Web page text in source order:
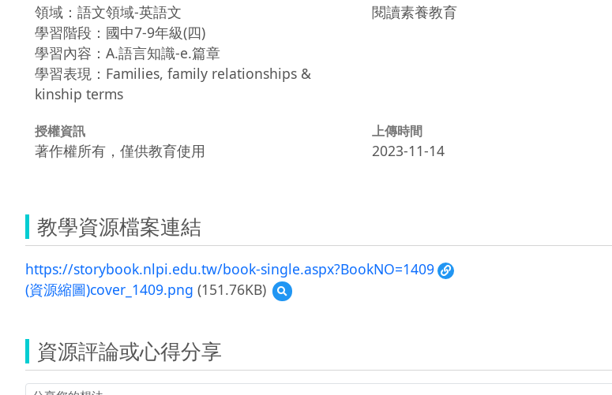
領域：語文領域-英語文
學習階段：國中7-9年級(四)
學習內容：A.語言知識-e.篇章
學習表現：Families, family relationships &
kinship terms
閱讀素養教育
授權資訊
著作權所有，僅供教育使用
上傳時間
2023-11-14
教學資源檔案連結
https://storybook.nlpi.edu.tw/book-single.aspx?BookNO=1409
(資源縮圖)cover_1409.png (151.76KB)
預
覽
資源評論或心得分享